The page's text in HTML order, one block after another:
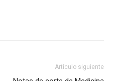
Artículo siguiente